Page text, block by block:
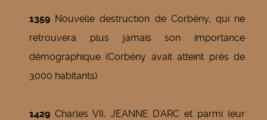
1359 Nouvelle destruction de Corbény, qui ne
retrouvera plus jamais son importance
démographique (Corbény avait atteint prés de
3000 habitants)
1429 Charles VII, JEANNE D’ARC et parmi leur